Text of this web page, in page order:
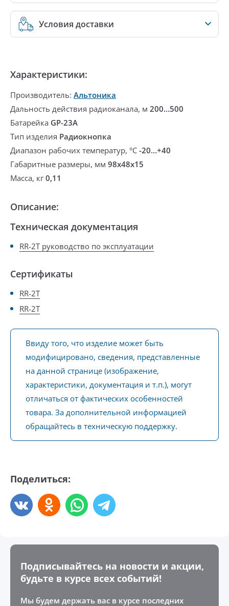
Условия доставки
Характеристики:
Производитель: Альтоника
Дальность действия радиоканала, м 200…500
Батарейка GP-23A
Тип изделия Радиокнопка
Диапазон рабочих температур, °С -20…+40
Габаритные размеры, мм 98x48x15
Масса, кг0,11
Описание:
Техническая документация
RR-2T руководство по эксплуатации
Сертификаты
RR-2T
RR-2T
Ввиду того, что изделие может быть
модифицировано, сведения, представленные
на данной странице (изображение,
характеристики, документация и т.п.), могут
отличаться от фактических особенностей
товара. За дополнительной информацией
обращайтесь в техническую поддержку.
Поделиться:
Подписывайтесь на новости и акции,
будьте в курсе всех событий!
Мы будем держать вас в курсе последних